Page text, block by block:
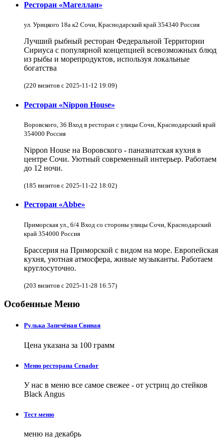
Ресторан «Магеллан»
ул. Урицкого 18а к2 Сочи, Краснодарский край 354340 Россия
Лучший рыбный ресторан Федеральной Территории
Сириуса с популярной концепцией всевозможных блюд
из рыбы и морепродуктов, используя локальные
богатства
(220 визитов с 2025-11-12 19:09)
Ресторан «Nippon House»
Воровского, 36 Вход в ресторан с улицы Сочи, Краснодарский край
354000 Россия
Nippon House на Воровского - паназиатская кухня в
центре Сочи. Уютный современный интерьер. Работаем
до 12 ночи.
(185 визитов с 2025-11-22 18:02)
Ресторан «Abbe»
Приморская ул., 6/4 Вход со стороны улицы Сочи, Краснодарский
край 354000 Россия
Брассерия на Приморской с видом на море. Европейская
кухня, уютная атмосфера, живые музыканты. Работаем
круглосуточно.
(203 визитов с 2025-11-28 16:57)
Особенные Меню
Рулька Запечёная Свиная
Цена указана за 100 грамм
Меню ресторана Cenador
У нас в меню все самое свежее - от устриц до стейков
Black Angus
Тест меню
меню на декабрь